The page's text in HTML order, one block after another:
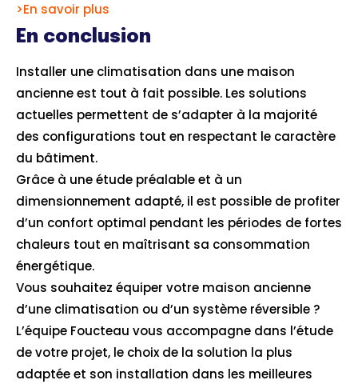
>En savoir plus
En conclusion
Installer une climatisation dans une maison
ancienne est tout à fait possible. Les solutions
actuelles permettent de s’adapter à la majorité
des configurations tout en respectant le caractère
du bâtiment.
Grâce à une étude préalable et à un
dimensionnement adapté, il est possible de profiter
d’un confort optimal pendant les périodes de fortes
chaleurs tout en maîtrisant sa consommation
énergétique.
Vous souhaitez équiper votre maison ancienne
d’une climatisation ou d’un système réversible ?
L’équipe Foucteau vous accompagne dans l’étude
de votre projet, le choix de la solution la plus
adaptée et son installation dans les meilleures